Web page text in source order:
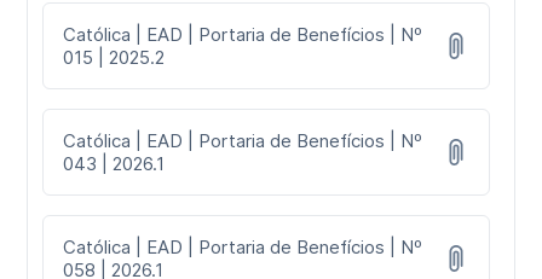
Católica | EAD | Portaria de Benefícios | Nº
015 | 2025.2
Católica | EAD | Portaria de Benefícios | Nº
043 | 2026.1
Católica | EAD | Portaria de Benefícios | Nº
058 | 2026.1